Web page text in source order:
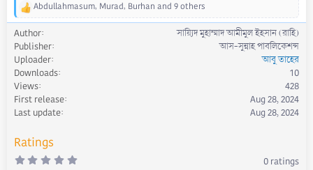
R
e
a
c
t
i
o
n
s
Abdullahmasum, Murad, Burhan and 9 others
Author
সায়্যিদ মুহাম্মাদ আমীমুল ইহসান (রাহি)
Publisher
আস-সুন্নাহ পাবলিকেশন্স
Uploader
আবু তাহের
Downloads
10
Views
428
First release
Aug 28, 2024
Last update
Aug 28, 2024
Ratings
0 0 ratings